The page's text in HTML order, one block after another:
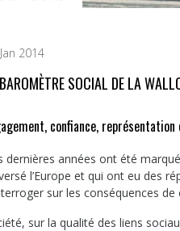
2014
SOCIAL DE LA
confiance,
dernières années ont été
l’Europe et qui ont eu des
sur les conséquences
sur la qualité des liens